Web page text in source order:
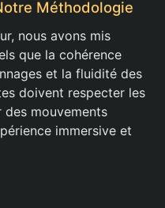
Méthodologie
nous avons mis
que la cohérence
et la fluidité des
doivent respecter les
mouvements
immersive et